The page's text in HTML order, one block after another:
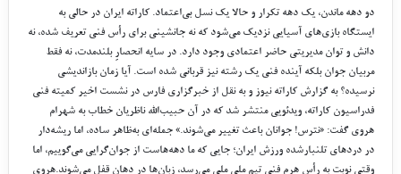
دو دهه ماندن، یک دهه تکرار و حالا یک نسل بی‌اعتماد. کاراته ایران در حالی به
ایستگاه بازی‌های آسیایی نزدیک می‌شود که نه جانشینی برای رأس فنی تعریف شده، نه
دانش و توان مدیریتی حاضر اعتمادی وجود دارد. در سایه انحصارِ بلندمدت، نه فقط
مربیان جوان بلکه آینده فنی یک رشته نیز قربانی شده است. آیا زمان بازاندیشی
نرسیده؟ به گزارش کاراته نیوز و به نقل از خبرگزاری فارس در نشست اخیر کمیته فنی
فدراسیون کاراته، ویدئویی منتشر شد که در آن حبیب‌الله ناظریان خطاب به شهرام
هروی گفت: «نترس! جوانان باعث تغییر می‌شوند.» جمله‌ای به‌ظاهر ساده، اما ریشه‌دار
در دردهای تلنبار‌شده ورزش ایران؛ جایی که ما دهه‌هاست از جوان‌گرایی می‌گوییم، اما
وقتی نوبت به رأس هرم فنی تیم ملی ملی می‌رسد، زبان‌ها در دهان قفل می‌شوند.هروی